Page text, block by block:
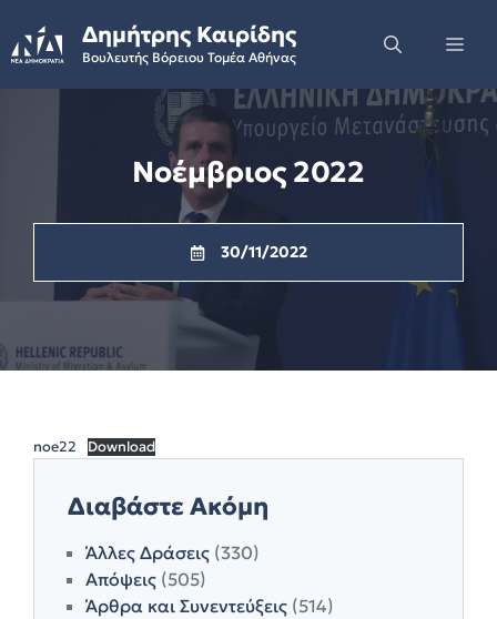
to
content
Δημήτρης Καιρίδης
Βουλευτής Βόρειου Τομέα Αθήνας
Νοέμβριος 2022
30/11/2022
noe22 Download
Διαβάστε Ακόμη
Άλλες Δράσεις (330)
Απόψεις (505)
Άρθρα και Συνεντεύξεις (514)